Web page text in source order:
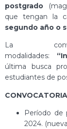
postgrado
que tengan la
segundo año o
La
modalidades:
última busca
estudiantes de
CONVOCATORIA
Período de
2024.